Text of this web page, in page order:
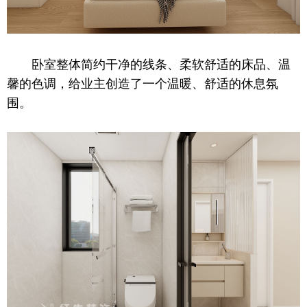
卧室整体简约干净的线条、柔软舒适的床品、温
馨的色调，给业主创造了一个温暖、舒适的休息氛
围。